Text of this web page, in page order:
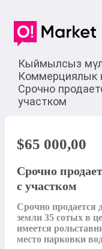
Кыймылсыз
Коммерциялык
Срочно
участком
$65 000,00
Срочно
с участком
Срочно продается
земли 35 сотых в
имеется
место парковки